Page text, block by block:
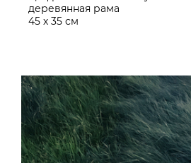
деревянная рама
45 х 35 см